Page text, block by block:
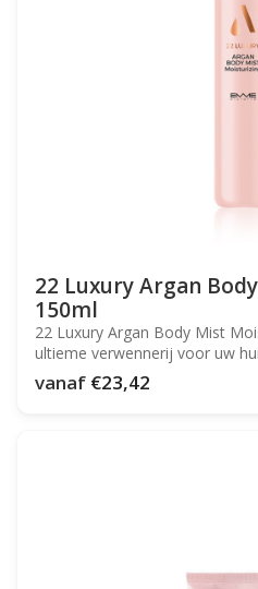
22 Luxury Argan
150ml
22 Luxury Argan Body Mist
ultieme verwennerij voor uw
vanaf €23,42